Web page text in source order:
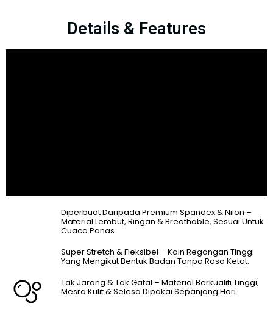
Details & Features
Diperbuat Daripada Premium Spandex & Nilon –
Material Lembut, Ringan & Breathable, Sesuai Untuk
Cuaca Panas.
Super Stretch & Fleksibel – Kain Regangan Tinggi
Yang Mengikut Bentuk Badan Tanpa Rasa Ketat.
Tak Jarang & Tak Gatal – Material Berkualiti Tinggi,
Mesra Kulit & Selesa Dipakai Sepanjang Hari.